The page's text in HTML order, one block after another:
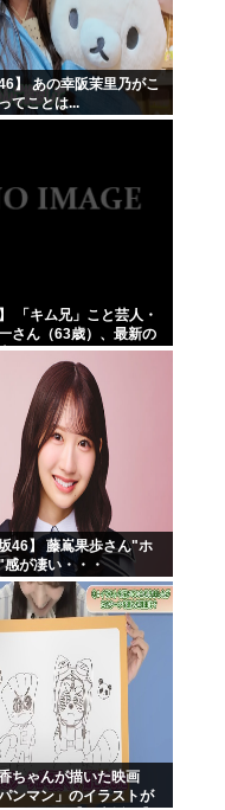
46】 あの幸阪茉里乃がこ
てことは...
「キム兄」こと芸人・
さん（63歳）、最新の
さんとのツーショット
別人だとネット騒然！
誰かわからん」...
坂46】 藤嶌果歩さん"ホ
感が凄い・・・
ちゃんが描いた映画
パンマン」のイラストが